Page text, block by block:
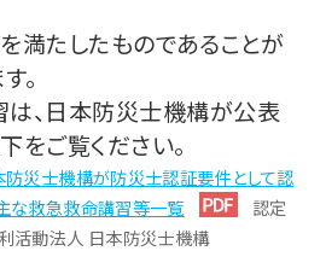
満たしたものであることが
。
、日本防災士機構が公表
をご覧ください。
防災士機構が防災士認証要件として認
な救急救命講習等一覧
認定
活動法人 日本防災士機構